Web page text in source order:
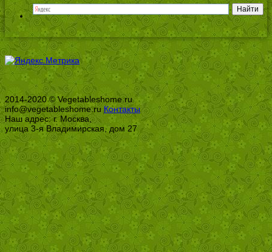
2014-2020 © Vegetableshome.ru
info@vegetableshome.ru Контакты
Наш адрес: г. Москва,
улица 3-я Владимирская, дом 27